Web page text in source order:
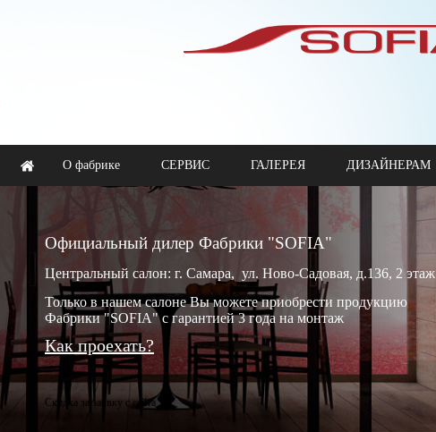
О фабрике СЕРВИС ГАЛЕРЕЯ ДИЗАЙНЕРАМ
Официальный дилер Фабрики "SOFIA"
Центральный салон: г. Самара, ул. Ново-Садовая, д.136, 2 этаж
Только в нашем салоне Вы можете приобрести продукцию
Фабрики "SOFIA" с гарантией 3 года на монтаж
Как проехать?
Скидка за заявку с сайта